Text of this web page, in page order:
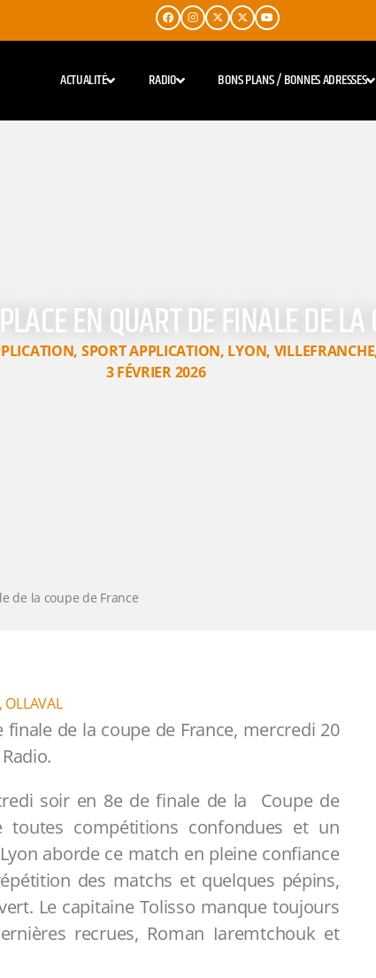
ACTUALITÉ RADIO BONS PLANS / BONNES ADRESSES
EN QUART DE FINALE DE LA
, SPORT APPLICATION, LYON, VILLEFRANCHE
3 FÉVRIER 2026
de la coupe de France
OLLAVAL
de la coupe de France, mercredi 20
soir en 8e de finale de la Coupe de
toutes compétitions confondues et un
aborde ce match en pleine confiance
des matchs et quelques pépins,
Le capitaine Tolisso manque toujours
recrues, Roman Iaremtchouk et